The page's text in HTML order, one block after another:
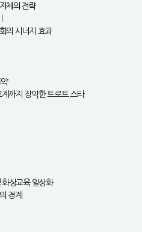
체의 전략
의 시너지 효과
까지 장악한 트로트 스타
상교육 일상화
경계